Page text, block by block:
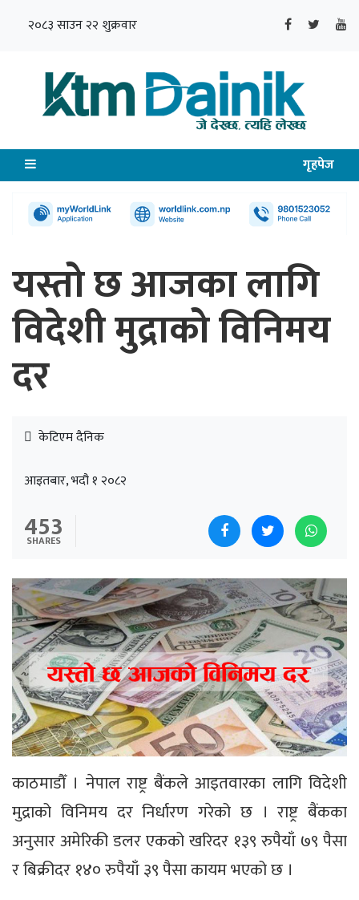
२०८३ साउन २२ शुक्रवार
गृहपेज
यस्तो छ आजका लागि
विदेशी मुद्राको विनिमय
दर
केटिएम दैनिक
आइतबार, भदौ १ २०८२
453
SHARES
काठमाडौँ । नेपाल राष्ट्र बैंकले आइतवारका लागि विदेशी
मुद्राको विनिमय दर निर्धारण गरेको छ । राष्ट्र बैंकका
अनुसार अमेरिकी डलर एकको खरिदर १३९ रुपैयाँ ७९ पैसा
र बिक्रीदर १४० रुपैयाँ ३९ पैसा कायम भएको छ ।